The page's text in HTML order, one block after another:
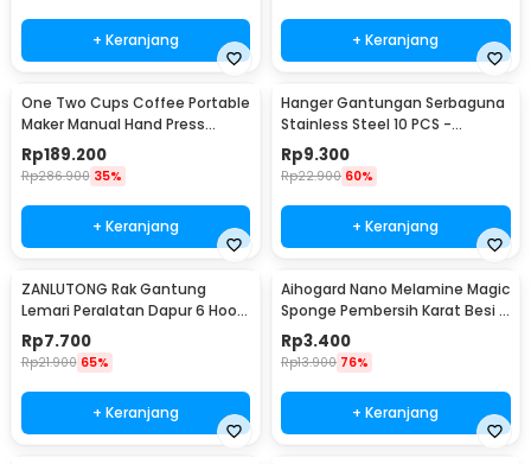
+ Keranjang + Keranjang
One Two Cups Coffee Portable
Maker Manual Hand Press
Espresso 300ml - T35066
Rp189.200
Rp286.900 35%
+ Keranjang
Hanger Gantungan Serbaguna
Stainless Steel 10 PCS -
M127105
Rp9.300
Rp22.900 60%
+ Keranjang
ZANLUTONG Rak Gantung
Lemari Peralatan Dapur 6 Hook
Besi - 2137
Rp7.700
Rp21.900 65%
+ Keranjang
Aihogard Nano Melamine Magic
Sponge Pembersih Karat Besi -
CW62
Rp3.400
Rp13.900 76%
+ Keranjang